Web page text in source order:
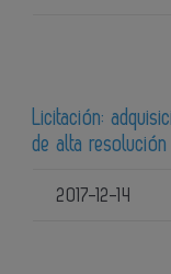
Licitación:
de alta resolución
2017-12-14